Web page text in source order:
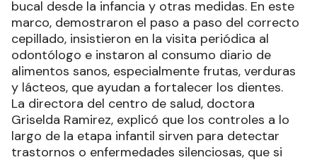
bucal desde la infancia y otras medidas. En este
marco, demostraron el paso a paso del correcto
cepillado, insistieron en la visita periódica al
odontólogo e instaron al consumo diario de
alimentos sanos, especialmente frutas, verduras
y lácteos, que ayudan a fortalecer los dientes.
La directora del centro de salud, doctora
Griselda Ramirez, explicó que los controles a lo
largo de la etapa infantil sirven para detectar
trastornos o enfermedades silenciosas, que si